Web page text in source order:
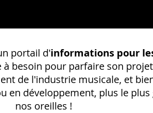
portail d'informations pour
à besoin pour parfaire son
de l'industrie musicale, et
en développement, plus le
nos oreilles !